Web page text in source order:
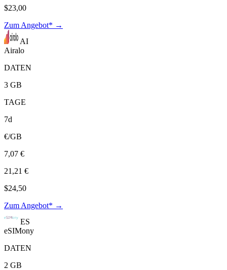
$23,00
Zum Angebot* →
AI
Airalo
DATEN
3 GB
TAGE
7d
€/GB
7,07 €
21,21 €
$24,50
Zum Angebot* →
ES
eSIMony
DATEN
2 GB